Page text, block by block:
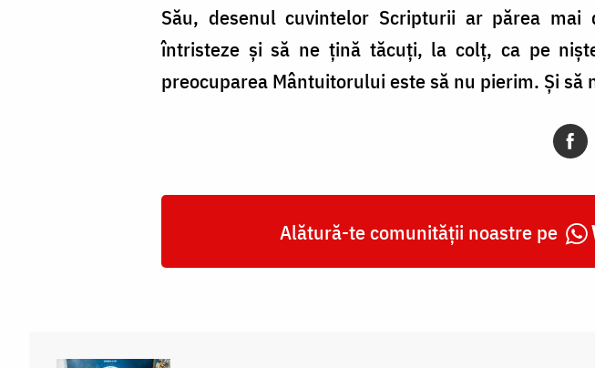
Său, desenul cuvintelor Scripturii ar părea
întristeze și să ne țină tăcuți, la colț, ca pe
preocuparea Mântuitorului este să nu pierim. Și să
Alătură-te comunității noastre pe